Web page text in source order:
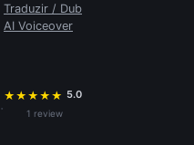
Traduzir / Dub
AI Voiceover
·
★ ★ ★ ★ ★ 5.0
1 review